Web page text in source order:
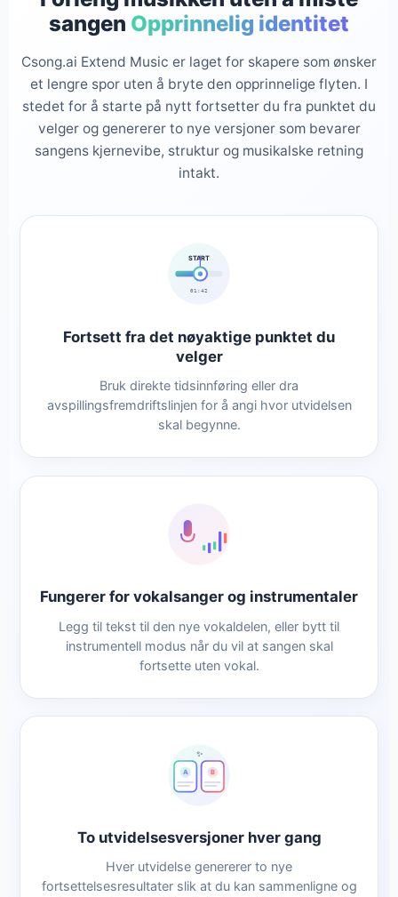
sangen Opprinnelig identitet
Csong.ai Extend Music er laget for skapere som ønsker
et lengre spor uten å bryte den opprinnelige flyten. I
stedet for å starte på nytt fortsetter du fra punktet du
velger og genererer to nye versjoner som bevarer
sangens kjernevibe, struktur og musikalske retning
intakt.
START
01:42
Fortsett fra det nøyaktige punktet du
velger
Bruk direkte tidsinnføring eller dra
avspillingsfremdriftslinjen for å angi hvor utvidelsen
skal begynne.
Fungerer for vokalsanger og instrumentaler
Legg til tekst til den nye vokaldelen, eller bytt til
instrumentell modus når du vil at sangen skal
fortsette uten vokal.
A B
✨
To utvidelsesversjoner hver gang
Hver utvidelse genererer to nye
fortsettelsesresultater slik at du kan sammenligne og